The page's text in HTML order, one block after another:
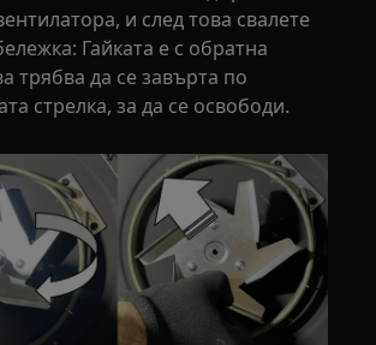
и след това свалете
Гайката е с обратна
трябва да се завърта по
стрелка, за да се освободи.